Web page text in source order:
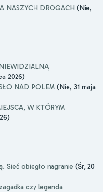
NASZYCH DROGACH (Nie,
2026)
NAD POLEM (Nie, 31 maja
W KTÓRYM
Sieć obiegło nagranie (Śr, 20
czy legenda